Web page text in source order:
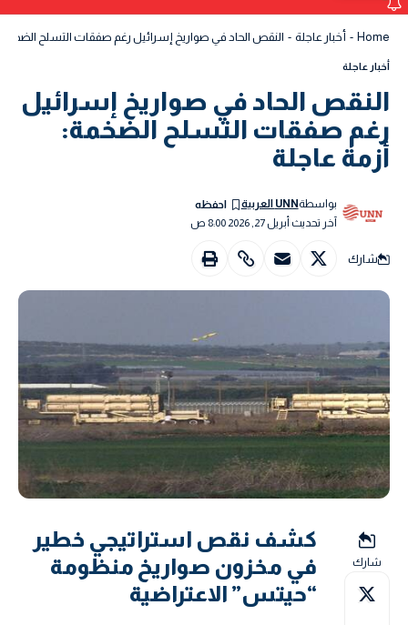
Home أخبار عاجلة النقص الحاد في صواريخ إسرائيل رغم صفقات التسلح الضخمة:
أخبار عاجلة
النقص الحاد في صواريخ إسرائيل
رغم صفقات التسلح الضخمة:
أزمة عاجلة
آخر تحديث أبريل 27, 2026 8:00 ص
بواسطةUNN العربية
شارك
شارك
كشف نقص استراتيجي خطير
في مخزون صواريخ منظومة
“حيتس” الاعتراضية